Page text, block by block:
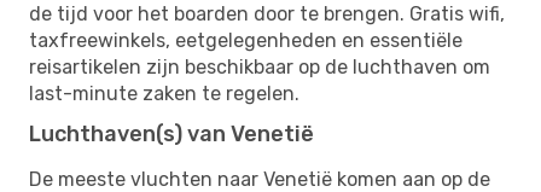
de tijd voor het boarden door te brengen. Gratis wifi,
taxfreewinkels, eetgelegenheden en essentiële
reisartikelen zijn beschikbaar op de luchthaven om
last-minute zaken te regelen.
Luchthaven(s) van Venetië
De meeste vluchten naar Venetië komen aan op de